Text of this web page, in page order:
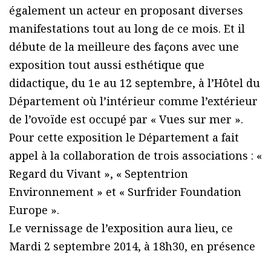
également un acteur en proposant diverses
manifestations tout au long de ce mois. Et il
débute de la meilleure des façons avec une
exposition tout aussi esthétique que
didactique, du 1e au 12 septembre, à l’Hôtel du
Département où l’intérieur comme l’extérieur
de l’ovoïde est occupé par « Vues sur mer ».
Pour cette exposition le Département a fait
appel à la collaboration de trois associations : «
Regard du Vivant », « Septentrion
Environnement » et « Surfrider Foundation
Europe ».
Le vernissage de l’exposition aura lieu, ce
Mardi 2 septembre 2014, à 18h30, en présence